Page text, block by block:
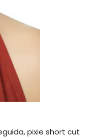
pixie short cut